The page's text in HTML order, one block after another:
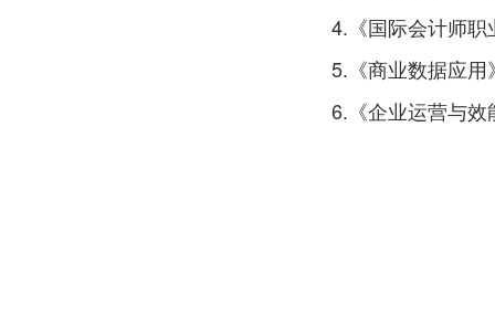
4.《国际会计师职
5.《商业数据应用
6.《企业运营与效